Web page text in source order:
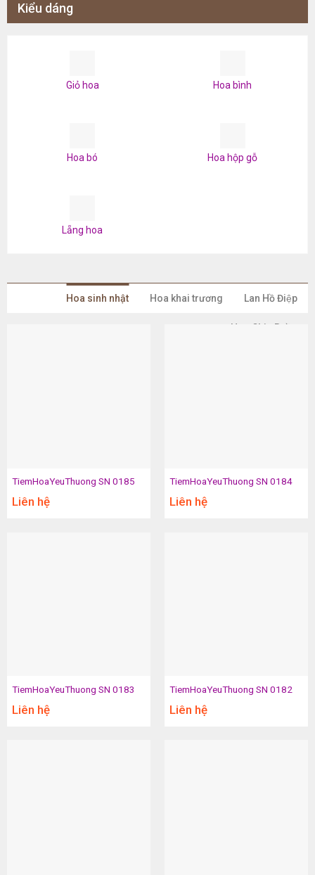
Kiểu dáng
Giỏ hoa Hoa bình
Hoa bó Hoa hộp gỗ
Lẵng hoa
Hoa sinh nhật Hoa khai trương Lan Hồ Điệp
Hoa Chia Buồn
TiemHoaYeuThuong SN 0185
Liên hệ
TiemHoaYeuThuong SN 0184
Liên hệ
TiemHoaYeuThuong SN 0183
Liên hệ
TiemHoaYeuThuong SN 0182
Liên hệ